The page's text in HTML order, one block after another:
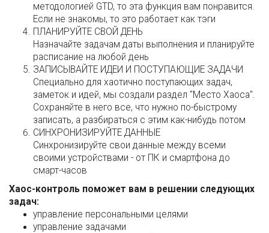
методологией GTD, то эта функция вам понравится.
Если не знакомы, то это работает как тэги
ПЛАНИРУЙТЕ СВОЙ ДЕНЬ
Назначайте задачам даты выполнения и планируйте
расписание на любой день
ЗАПИСЫВАЙТЕ ИДЕИ И ПОСТУПАЮЩИЕ ЗАДАЧИ
Специально для хаотично поступающих задач,
заметок и идей, мы создали раздел "Место Хаоса".
Сохраняйте в него все, что нужно по-быстрому
записать, а разбираться с этим как-нибудь потом
СИНХРОНИЗИРУЙТЕ ДАННЫЕ
Синхронизируйте свои данные между всеми
своими устройствами - от ПК и смартфона до
смарт-часов
Хаос-контроль поможет вам в решении следующих
задач:
управление персональными целями
управление задачами